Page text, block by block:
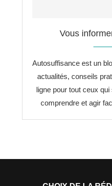
Vous
Autosuffisance est un
actualités, conseils
ligne pour tout ceux
comprendre et agir